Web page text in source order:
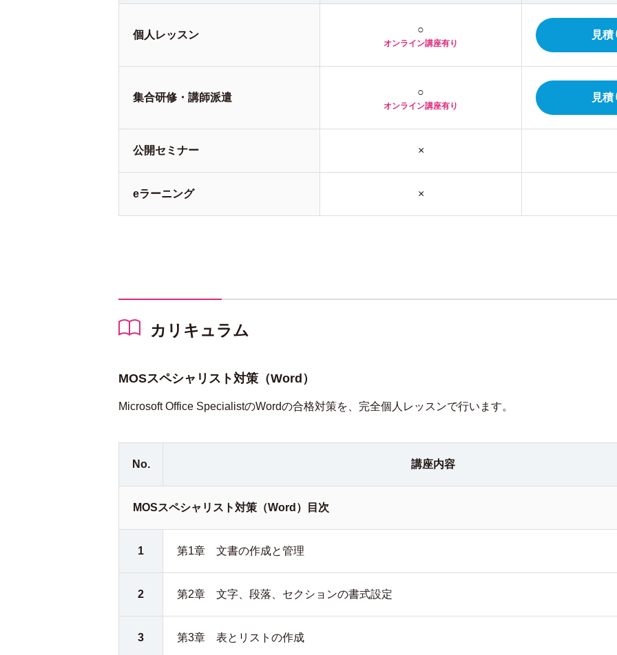
個人 レッスン ○
オンライン講座有り
見
集合研修・ 講師派遣 ○
オンライン講座有り
見
公開セミナー ×
eラーニング ×
カリキュラム
MOSスペシャリスト対策（Word）
Microsoft Office SpecialistのWordの合格対策を、完全個人レッスンで行います。
No. 講座内容
MOSスペシャリスト対策（Word）目次
1 第1章 文書の作成と管理
2 第2章 文字、段落、セクションの書式設定
3 第3章 表とリストの作成